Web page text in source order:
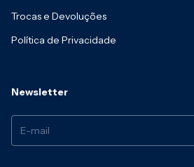
Trocas e Devoluções
Política de Privacidade
Newsletter